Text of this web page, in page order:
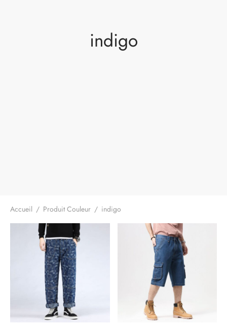
indigo
Accueil / Produit Couleur / indigo